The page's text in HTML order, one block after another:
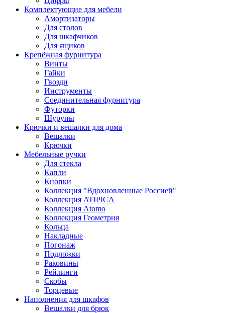
Комплектующие для мебели
Амортизаторы
Для столов
Для шкафчиков
Для ящиков
Крепёжная фурнитура
Винты
Гайки
Гвозди
Инструменты
Соединительная фурнитура
Футорки
Шурупы
Крючки и вешалки для дома
Вешалки
Крючки
Мебельные ручки
Для стекла
Капли
Кнопки
Коллекция "Вдохновленные Россией"
Коллекция ATIPICA
Коллекция Atomo
Коллекция Геометрия
Кольца
Накладные
Погонаж
Подложки
Раковины
Рейлинги
Скобы
Торцевые
Наполнения для шкафов
Вешалки для брюк